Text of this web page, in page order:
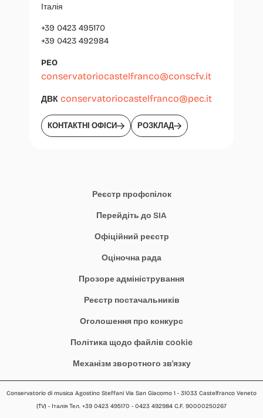
Італія
+39 0423 495170
+39 0423 492984
PEO
conservatoriocastelfranco@conscfv.it
ДВК conservatoriocastelfranco@pec.it
КОНТАКТНІ ОФІСИ РОЗКЛАД
Реєстр профспілок
Перейдіть до SIA
Офіційний реєстр
Оціночна рада
Прозоре адміністрування
Реєстр постачальників
Оголошення про конкурс
Політика щодо файлів cookie
Механізм зворотного зв'язку
Conservatorio di musica Agostino Steffani Via San Giacomo 1 - 31033 Castelfranco Veneto
(TV) - Італія Тел. +39 0423 495170 - 0423 492984 C.F. 90000250267